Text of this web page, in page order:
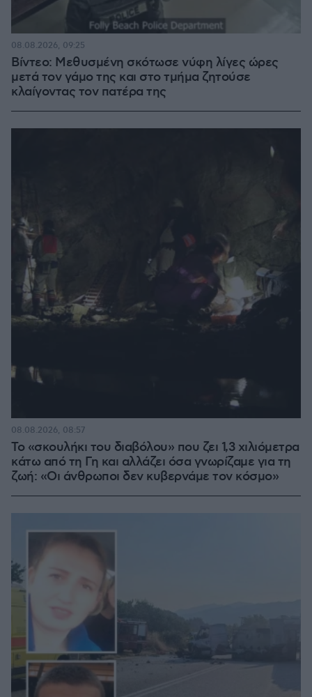
Βίντεο: Μεθυσμένη σκότωσε νύφη λίγες ώρες
μετά τον γάμο της και στο τμήμα ζητούσε
κλαίγοντας τον πατέρα της
08.08.2026, 09:25
Το «σκουλήκι του διαβόλου» που ζει 1,3 χιλιόμετρα
κάτω από τη Γη και αλλάζει όσα γνωρίζαμε για τη
ζωή: «Οι άνθρωποι δεν κυβερνάμε τον κόσμο»
08.08.2026, 08:57